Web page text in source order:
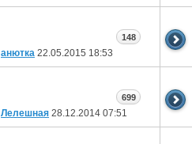
анютка 22.05.2015 18:53
148
Лелешная 28.12.2014 07:51
699